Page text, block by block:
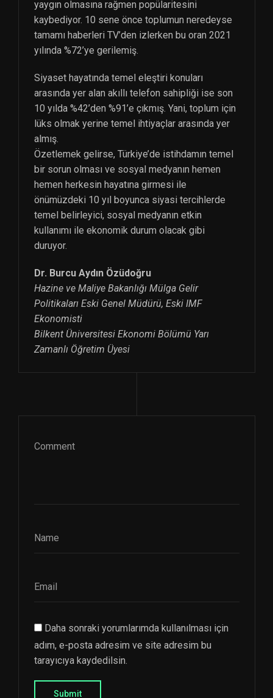
yaygın olmasına rağmen popülaritesini
kaybediyor. 10 sene önce toplumun neredeyse
tamamı haberleri TV’den izlerken bu oran 2021
yılında %72’ye gerilemiş.
Siyaset hayatında temel eleştiri konuları
arasında yer alan akıllı telefon sahipliği ise son
10 yılda %42’den %91’e çıkmış. Yani, toplum için
lüks olmak yerine temel ihtiyaçlar arasında yer
almış.
Özetlemek gelirse, Türkiye’de istihdamın temel
bir sorun olması ve sosyal medyanın hemen
hemen herkesin hayatına girmesi ile
önümüzdeki 10 yıl boyunca siyasi tercihlerde
temel belirleyici, sosyal medyanın etkin
kullanımı ile ekonomik durum olacak gibi
duruyor.
Dr. Burcu Aydın Özüdoğru
Hazine ve Maliye Bakanlığı Mülga Gelir
Politikaları Eski Genel Müdürü, Eski IMF
Ekonomisti
Bilkent Üniversitesi Ekonomi Bölümü Yarı
Zamanlı Öğretim Üyesi
Daha sonraki yorumlarımda kullanılması için
adım, e-posta adresim ve site adresim bu
tarayıcıya kaydedilsin.
Submit